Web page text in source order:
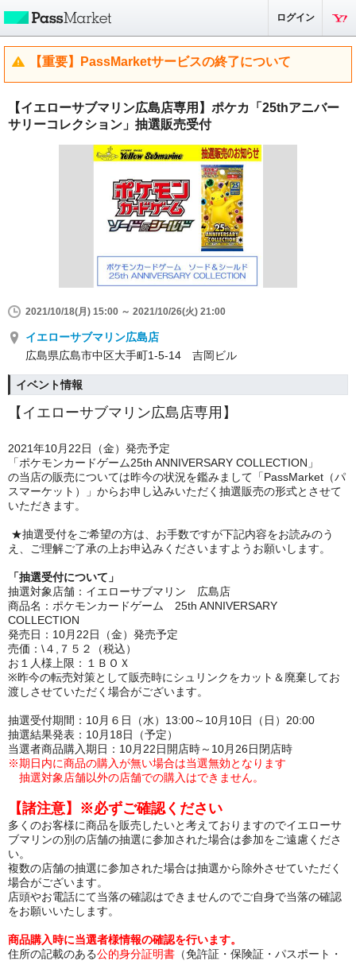
ログイン
【重要】PassMarketサービスの終了について
【イエローサブマリン広島店専用】ポケカ「25thアニバー
サリーコレクション」抽選販売受付
2021/10/18(月) 15:00 ～ 2021/10/26(火) 21:00
イエローサブマリン広島店
広島県広島市中区大手町1-5-14 吉岡ビル
イベント情報
【イエローサブマリン広島店専用】
2021年10月 22日（金）発売予定
「ポケモンカードゲーム25th ANNIVERSARY COLLECTION 」
の当店の販売については昨今の状況を鑑みまして「PassMarket （パ
スマーケット）」からお申し込みいただく抽選販売の形式とさせて
いただきます。
★抽選受付をご希望の方は、お手数ですが下記内容をお読みのう
え、ご理解ご了承の上お申込みくださいますようお願いします。
「抽選受付について」
抽選対象店舗：イエローサブマリン 広島店
商品名：ポケモンカードゲーム 25th ANNIVERSARY
COLLECTION
発売日： 10月 22日（金）発売予定
売価： \４
７５２（税込）
お１人様上限：１ＢＯＸ
※昨今の転売対策として販売時にシュリンクをカット＆廃棄してお
渡しさせていただく場合がございます。
抽選受付期間： 10月６日（水） 13:00～ 10月 10日（日） 20:00
抽選結果発表： 10月 18日（予定）
当選者商品購入期日： 10月 22日開店時～ 10月26日閉店時
※期日内に商品の購入が無い場合は当選無効となります
抽選対象店舗以外の店舗での購入はできません。
【諸注意】※必ずご確認ください
多くのお客様に商品を販売したいと考えておりますのでイエローサ
ブマリンの別の店舗の抽選に参加された場合は参加をご遠慮くださ
い。
複数の店舗の抽選に参加された場合は抽選から除外させていただく
場合がございます。
店頭やお電話にて当落の確認はできませんのでご自身で当落の確認
をお願いいたします。
商品購入時に当選者様情報の確認を行います。
住所の記載のある公的身分証明書 （免許証・保険証・パスポート・